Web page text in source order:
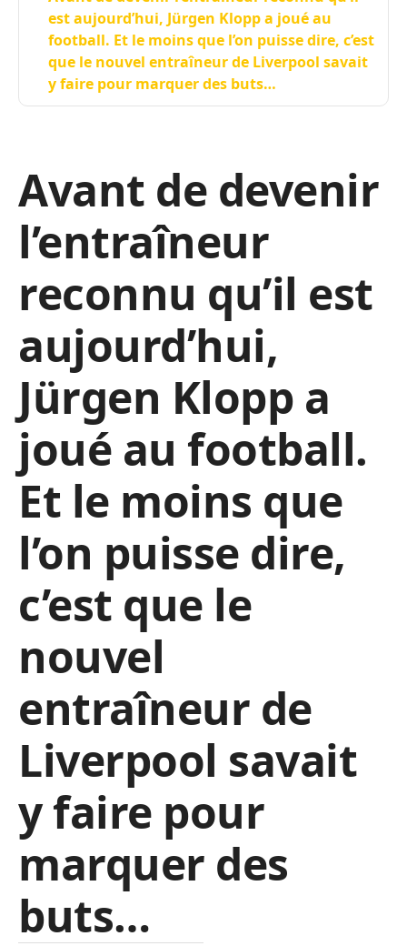
est aujourd’hui, Jürgen Klopp a joué au
football. Et le moins que l’on puisse dire, c’est
que le nouvel entraîneur de Liverpool savait
y faire pour marquer des buts…
Avant de devenir
l’entraîneur
reconnu qu’il est
aujourd’hui,
Jürgen Klopp a
joué au football.
Et le moins que
l’on puisse dire,
c’est que le
nouvel
entraîneur de
Liverpool savait
y faire pour
marquer des
buts…